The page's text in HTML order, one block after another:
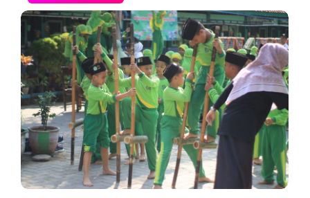
No Comments